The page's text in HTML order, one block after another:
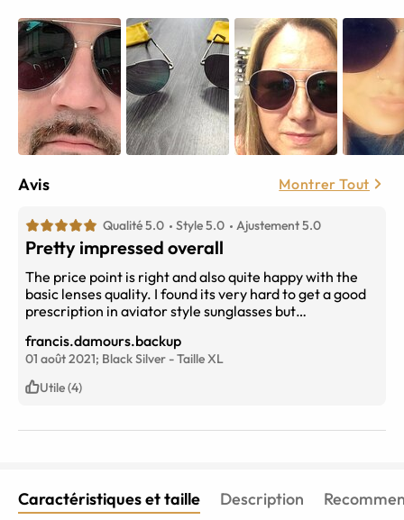
Avis Montrer Tout
Qualité 5.0 Style 5.0 Ajustement 5.0
Pretty impressed overall
The price point is right and also quite happy with the
basic lenses quality. I found its very hard to get a good
prescription in aviator style sunglasses but
francis.damours.backup
01 août 2021; Black Silver -TailleXL
Utile (4)
Caractéristiques et taille Description